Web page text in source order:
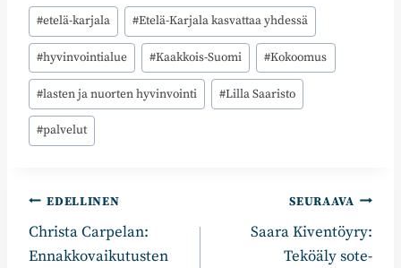
Avainsanat:
#etelä-karjala #Etelä-Karjala kasvattaa yhdessä
#hyvinvointialue #Kaakkois-Suomi #Kokoomus
#lasten ja nuorten hyvinvointi #Lilla Saaristo
#palvelut
Artikkelien
selaus
EDELLINEN
Christa Carpelan:
Ennakkovaikutusten
SEURAAVA
Saara Kiventöyry:
Teköäly sote-